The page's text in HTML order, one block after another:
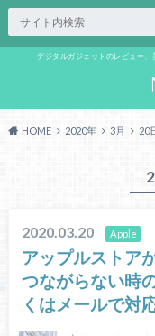
デジタルガジェットのレビュー、
HOME 2020年 3月 20
2020.03.20 Apple
アップルストア
つながらない時
くはメールで対